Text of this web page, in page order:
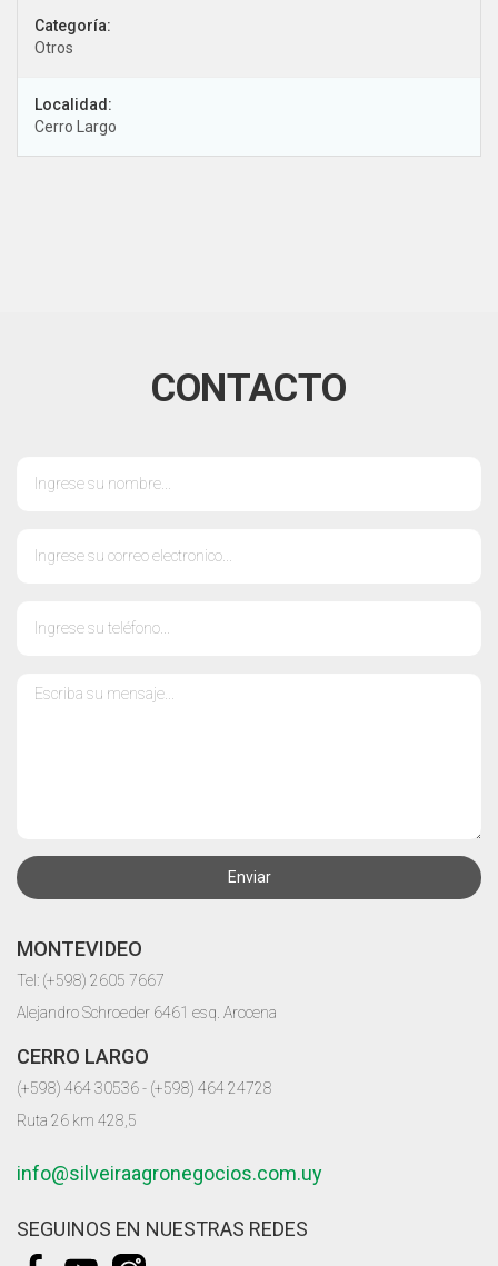
Categoría:
Otros
Localidad:
Cerro Largo
CONTACTO
Enviar
MONTEVIDEO
Tel: (+598) 2605 7667
Alejandro Schroeder 6461 esq. Arocena
CERRO LARGO
(+598) 464 30536 - (+598) 464 24728
Ruta 26 km 428,5
info@silveiraagronegocios.com.uy
SEGUINOS EN NUESTRAS REDES